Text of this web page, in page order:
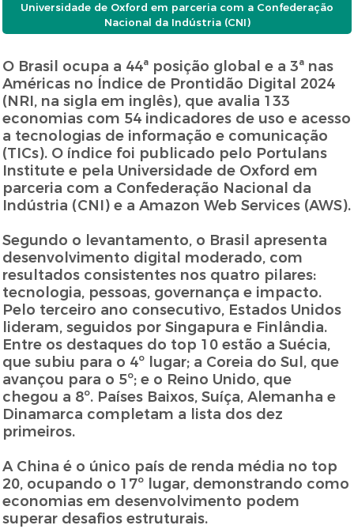
Universidade de Oxford em parceria com a Confederação
Nacional da Indústria (CNI)
O Brasil ocupa a 44ª posição global e a 3ª nas
Américas no Índice de Prontidão Digital 2024
(NRI, na sigla em inglês), que avalia 133
economias com 54 indicadores de uso e acesso
a tecnologias de informação e comunicação
(TICs). O índice foi publicado pelo Portulans
Institute e pela Universidade de Oxford em
parceria com a Confederação Nacional da
Indústria (CNI) e a Amazon Web Services (AWS).
Segundo o levantamento, o Brasil apresenta
desenvolvimento digital moderado, com
resultados consistentes nos quatro pilares:
tecnologia, pessoas, governança e impacto.
Pelo terceiro ano consecutivo, Estados Unidos
lideram, seguidos por Singapura e Finlândia.
Entre os destaques do top 10 estão a Suécia,
que subiu para o 4º lugar; a Coreia do Sul, que
avançou para o 5º; e o Reino Unido, que
chegou a 8º. Países Baixos, Suíça, Alemanha e
Dinamarca completam a lista dos dez
primeiros.
A China é o único país de renda média no top
20, ocupando o 17º lugar, demonstrando como
economias em desenvolvimento podem
superar desafios estruturais.